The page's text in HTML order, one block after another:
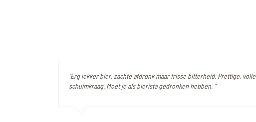
"Erg lekker bier, zachte afdronk maar frisse bitterheid. Prettige, volle
schuimkraag. Moet je als bierista gedronken hebben. "